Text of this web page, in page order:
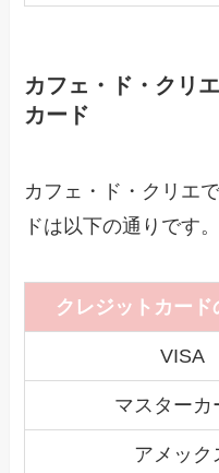
カフェ・ド・クリ
カード
カフェ・ド・クリエ
ドは以下の通りです。
クレジットカード
VISA
マスターカ
アメック